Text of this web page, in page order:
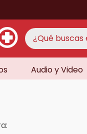
¿Qué buscas
Audio y Video